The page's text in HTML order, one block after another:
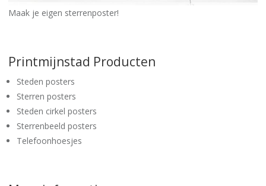
Maak je eigen sterrenposter!
Printmijnstad Producten
Steden posters
Sterren posters
Steden cirkel posters
Sterrenbeeld posters
Telefoonhoesjes